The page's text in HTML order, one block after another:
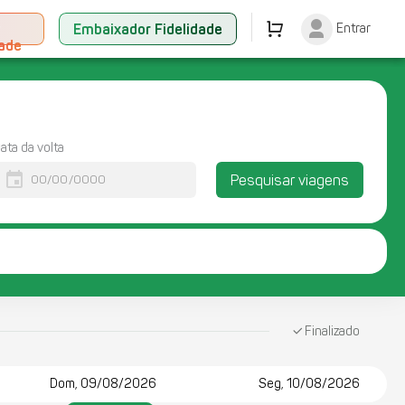
Embaixador Fidelidade Entrar
da volta
event Pesquisar viagens
Finalizado
Dom, 09/08/2026 Seg, 10/08/2026